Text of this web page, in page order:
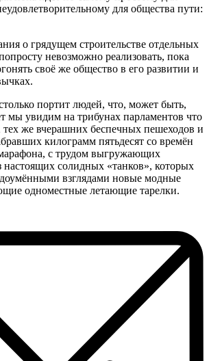
для общества пути:
о грядущем строительстве отдельных
невозможно реализовать, пока
своё же общество в его развитии и
портит людей, что, может быть,
мы увидим на трибунах парламентов что
тех же вчерашних беспечных пешеходов и
килограмм пятьдесят со времён
с трудом выгружающих
настоящих солидных «танков», которых
взглядами новые модные
одноместные летающие тарелки.